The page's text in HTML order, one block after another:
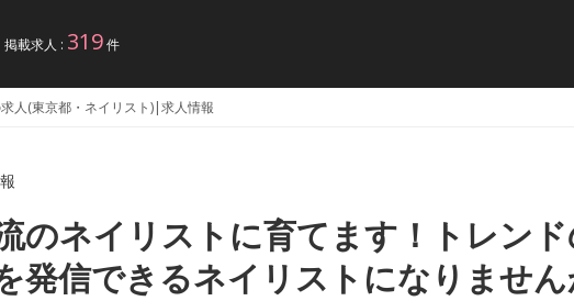
掲載求人 : 319件
人(東京都・ネイリスト)|求人情報
のネイリストに育てます！トレン
発信できるネイリストになりませ